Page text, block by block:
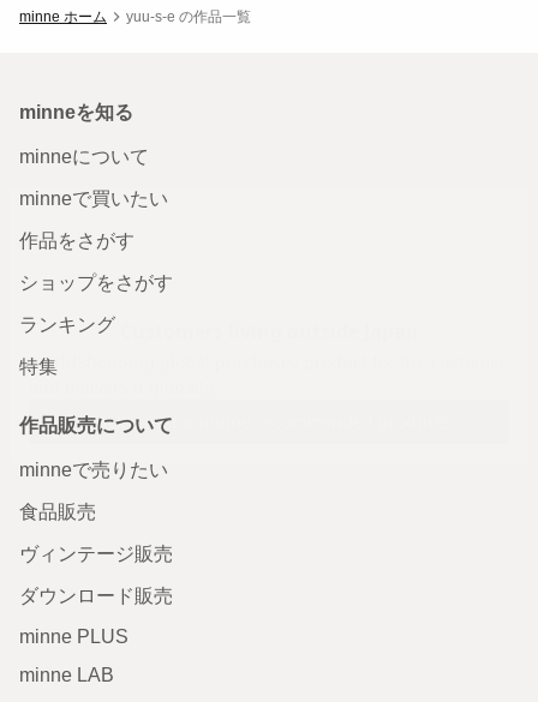
minne ホーム yuu-s-e の作品一覧
minneを知る
minneについて
minneで買いたい
作品をさがす
ショップをさがす
ランキング
特集
作品販売について
minneで売りたい
食品販売
ヴィンテージ販売
ダウンロード販売
minne PLUS
minne LAB